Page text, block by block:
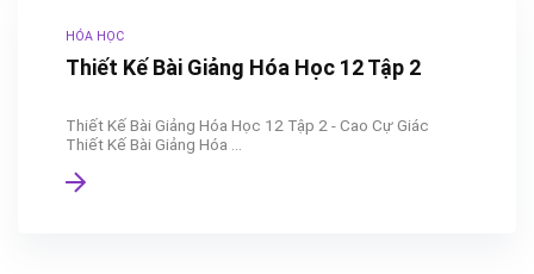
HÓA HỌC
Thiết Kế Bài Giảng Hóa Học 12 Tập 2
Thiết Kế Bài Giảng Hóa Học 12 Tập 2 - Cao Cự Giác
Thiết Kế Bài Giảng Hóa ...